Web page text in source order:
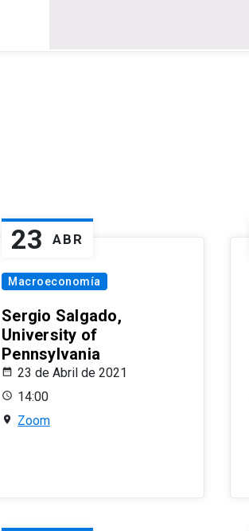
23 ABR
Macroeconomía
Sergio Salgado,
University of
Pennsylvania
23 de Abril de 2021
14:00
Zoom